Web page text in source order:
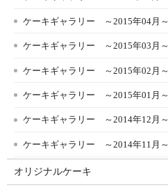
ケーキギャラリー ～2015年04月～
ケーキギャラリー ～2015年03月～
ケーキギャラリー ～2015年02月～
ケーキギャラリー ～2015年01月～
ケーキギャラリー ～2014年12月～
ケーキギャラリー ～2014年11月～
オリジナルケーキ